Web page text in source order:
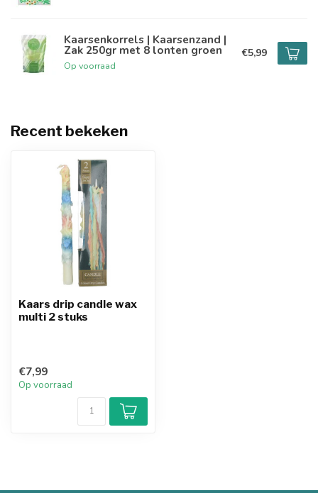
Kaarsenkorrels | Kaarsenzand |
Zak 250gr met 8 lonten groen
Op voorraad
€5,99
Recent bekeken
Kaars drip candle wax
multi 2 stuks
€7,99
Op voorraad